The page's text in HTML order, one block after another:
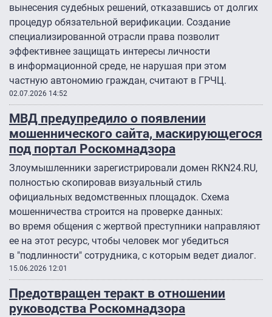
вынесения судебных решений, отказавшись от долгих
процедур обязательной верификации. Создание
специализированной отрасли права позволит
эффективнее защищать интересы личности
в информационной среде, не нарушая при этом
частную автономию граждан, считают в ГРЧЦ.
02.07.2026 14:52
МВД предупредило о появлении
мошеннического сайта, маскирующегося
под портал Роскомнадзора
Злоумышленники зарегистрировали домен RKN24.RU,
полностью скопировав визуальный стиль
официальных ведомственных площадок. Схема
мошенничества строится на проверке данных:
во время общения с жертвой преступники направляют
ее на этот ресурс, чтобы человек мог убедиться
в "подлинности" сотрудника, с которым ведет диалог.
15.06.2026 12:01
Предотвращен теракт в отношении
руководства Роскомнадзора